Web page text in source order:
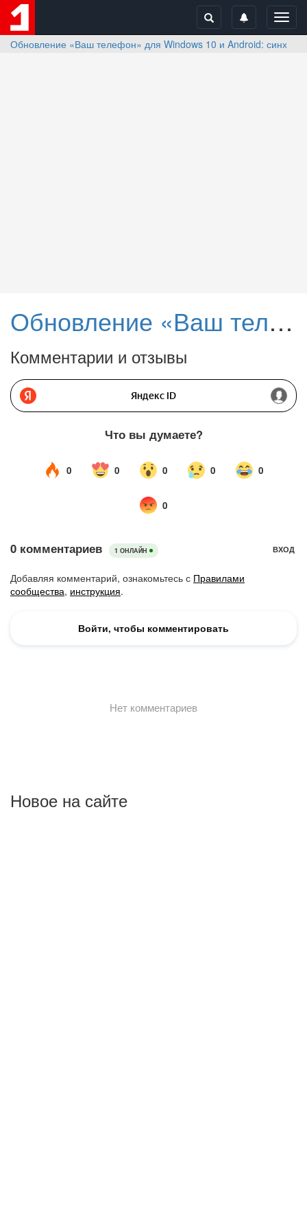
Обновление «Ваш телефон» для Windows 10 и Android:
Обновление «Ваш телефон» для Windows 10 и Android: синхронизация уровня заряда и фонового изображения
Комментарии и отзывы
Новое на сайте